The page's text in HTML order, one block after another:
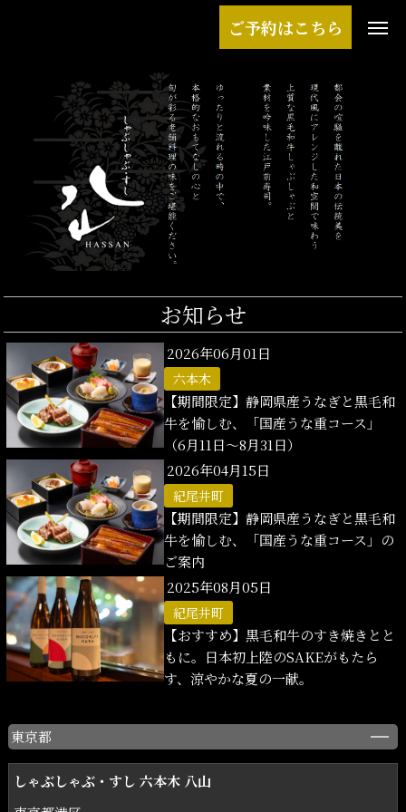
ご予約はこちら
お知らせ
2026年06月01日
六本木
【期間限定】静岡県産うなぎと黒毛和
牛を愉しむ、「国産うな重コース」
（6月11日～8月31日）
2026年04月15日
紀尾井町
【期間限定】静岡県産うなぎと黒毛和
牛を愉しむ、「国産うな重コース」の
ご案内
2025年08月05日
紀尾井町
【おすすめ】黒毛和牛のすき焼きとと
もに。日本初上陸のSAKEがもたら
す、涼やかな夏の一献。
東京都
しゃぶしゃぶ・すし 六本木 八山